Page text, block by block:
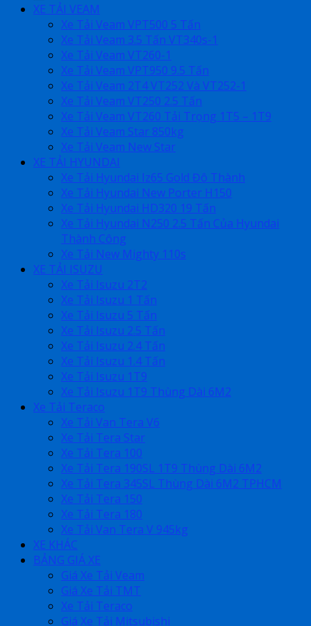
XE TẢI VEAM
Xe Tải Veam VPT500 5 Tấn
Xe Tải Veam 3.5 Tấn VT340s-1
Xe Tải Veam VT260-1
Xe Tải Veam VPT950 9.5 Tấn
Xe Tải Veam 2T4 VT252 Và VT252-1
Xe Tải Veam VT250 2.5 Tấn
Xe Tải Veam VT260 Tải Trọng 1T5 – 1T9
Xe Tải Veam Star 850kg
Xe Tải Veam New Star
XE TẢI HYUNDAI
Xe Tải Hyundai Iz65 Gold Đô Thành
Xe Tải Hyundai New Porter H150
Xe Tải Hyundai HD320 19 Tấn
Xe Tải Hyundai N250 2.5 Tấn Của Hyundai
Thành Công
Xe Tải New Mighty 110s
XE TẢI ISUZU
Xe Tải Isuzu 2T2
Xe Tải Isuzu 1 Tấn
Xe Tải Isuzu 5 Tấn
Xe Tải Isuzu 2.5 Tấn
Xe Tải Isuzu 2.4 Tấn
Xe Tải Isuzu 1.4 Tấn
Xe Tải Isuzu 1T9
Xe Tải Isuzu 1T9 Thùng Dài 6M2
Xe Tải Teraco
Xe Tải Van Tera V6
Xe Tải Tera Star
Xe Tải Tera 100
Xe Tải Tera 190SL 1T9 Thùng Dài 6M2
Xe Tải Tera 345SL Thùng Dài 6M2 TPHCM
Xe Tải Tera 150
Xe Tải Tera 180
Xe Tải Van Tera V 945kg
XE KHÁC
BẢNG GIÁ XE
Giá Xe Tải Veam
Giá Xe Tải TMT
Xe Tải Teraco
Giá Xe Tải Mitsubishi